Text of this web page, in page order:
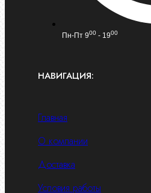
Пн-Пт 900 - 1900
НАВИГАЦИЯ:
Главная
О компании
Доставка
Условия работы